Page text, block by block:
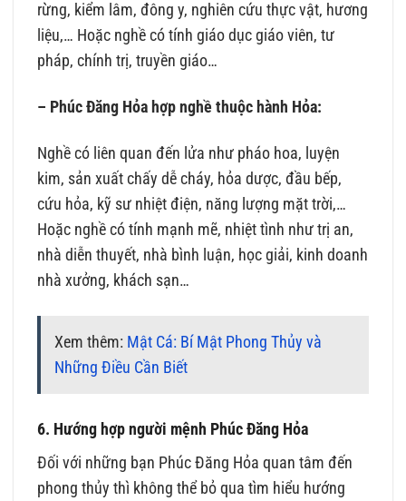
rừng, kiểm lâm, đông y, nghiên cứu thực vật, hương
liệu,… Hoặc nghề có tính giáo dục giáo viên, tư
pháp, chính trị, truyền giáo…
– Phúc Đăng Hỏa hợp nghề thuộc hành Hỏa:
Nghề có liên quan đến lửa như pháo hoa, luyện
kim, sản xuất chấy dễ cháy, hỏa dược, đầu bếp,
cứu hỏa, kỹ sư nhiệt điện, năng lượng mặt trời,…
Hoặc nghề có tính mạnh mẽ, nhiệt tình như trị an,
nhà diễn thuyết, nhà bình luận, học giải, kinh doanh
nhà xưởng, khách sạn…
Xem thêm: Mật Cá: Bí Mật Phong Thủy và
Những Điều Cần Biết
6. Hướng hợp người mệnh Phúc Đăng Hỏa
Đối với những bạn Phúc Đăng Hỏa quan tâm đến
phong thủy thì không thể bỏ qua tìm hiểu hướng